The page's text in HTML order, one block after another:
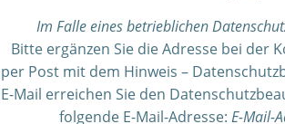
Im Falle eines betrieblichen
Bitte ergänzen Sie die Adresse bei der
per Post mit dem Hinweis –
E-Mail erreichen Sie den
folgende E-Mail-Adresse: E-Mail-